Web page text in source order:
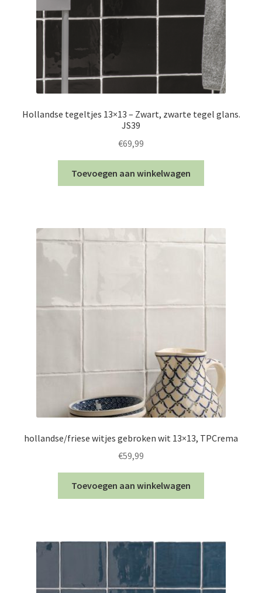
Hollandse tegeltjes 13×13 – Zwart, zwarte tegel glans.
JS39
€69,99
Toevoegen aan winkelwagen
hollandse/friese witjes gebroken wit 13×13, TPCrema
€59,99
Toevoegen aan winkelwagen